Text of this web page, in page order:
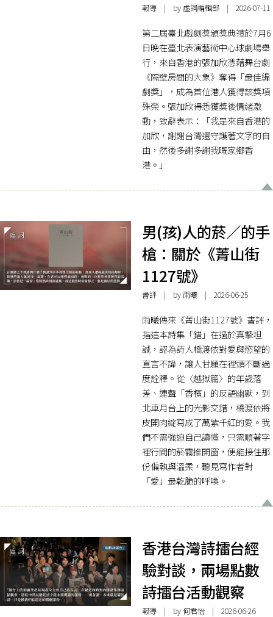
報導| by 虛詞編輯部 | 2026-07-11
第二屆臺北戲劇獎頒獎典禮於7月6
日晚在臺北表演藝術中心球劇場舉
行，來自香港的張加欣憑藉舞台劇
《隔壁房間的大象》奪得「最佳編
劇獎」，成為首位港人獲得該獎項
殊榮。張加欣得悉獲獎後情緒激
動，致辭表示：「我是來自香港的
加欣，謝謝台灣還守護著文字的自
由，然後多謝多謝我嘅家鄉香
港。」
男(孩)人的菸／的手
槍：關於《菁山街
1127號》
書評| by 雨曦 | 2026-06-25
雨曦傳來《菁山街1127號》書評，
指這本詩集「錯」在過於真摯坦
誠，認為詩人橋渡依對愛與慾望的
直言不諱，讓人甘願在裡頭不斷過
度詮釋。從〈越獄篇〉的年歲落
差、連聲「香檳」的反語幽默，到
北車月台上的光影交錯，橋渡依將
皮開肉綻寫成了萬紫千紅的愛。我
們不需強迫自己讀懂，只需順著字
裡行間的菸霧推開窗，便能接住那
份偏執與溫柔，聽見寫作者對
「愛」最乾脆的呼喚。
香港台灣詩擂台經
驗對談，兩場點數
詩擂台活動觀察
報導| by 何君怡 | 2026-06-26